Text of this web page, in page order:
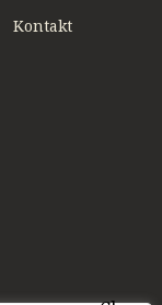
Kontakt